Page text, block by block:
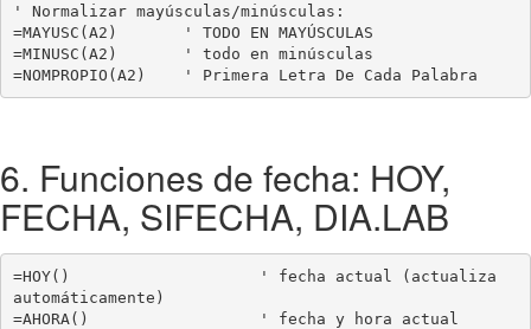
' Normalizar mayúsculas/minúsculas:
=MAYUSC(A2)       ' TODO EN MAYÚSCULAS
=MINUSC(A2)       ' todo en minúsculas
=NOMPROPIO(A2)    ' Primera Letra De Cada Palabra
6. Funciones de fecha: HOY,
FECHA, SIFECHA, DIA.LAB
=HOY()                    ' fecha actual (actualiza
automáticamente)
=AHORA()                  ' fecha y hora actual